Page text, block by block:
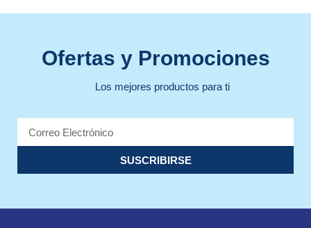
Ofertas y Promociones
Los mejores productos para ti
SUSCRIBIRSE